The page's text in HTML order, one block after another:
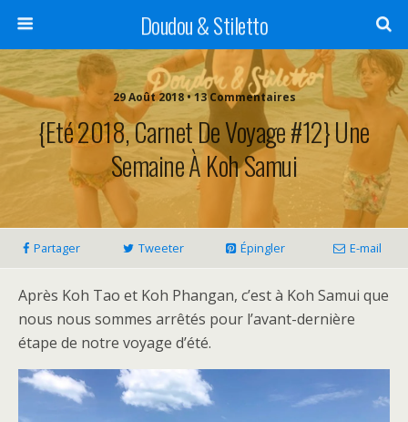
Doudou & Stiletto
29 Août 2018 • 13 Commentaires
{Eté 2018, Carnet De Voyage #12} Une
Semaine À Koh Samui
Partager Tweeter Épingler E-mail
Après Koh Tao et Koh Phangan, c’est à Koh Samui que
nous nous sommes arrêtés pour l’avant-dernière
étape de notre voyage d’été.